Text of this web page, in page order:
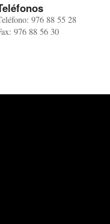
976 88 55 28
976 88 56 30